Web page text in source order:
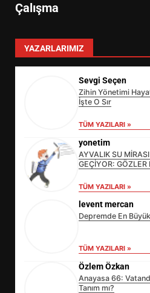
Çalışma
YAZARLARIMIZ
Sevgi Seçen
Zihin Yönetimi
İşte O Sır
TÜM YAZILARI »
yonetim
AYVALIK SU
GEÇİYOR:
TÜM YAZILARI »
levent mercan
Depremde En
TÜM YAZILARI »
Özlem Özkan
Anayasa 66:
Tanım mı?